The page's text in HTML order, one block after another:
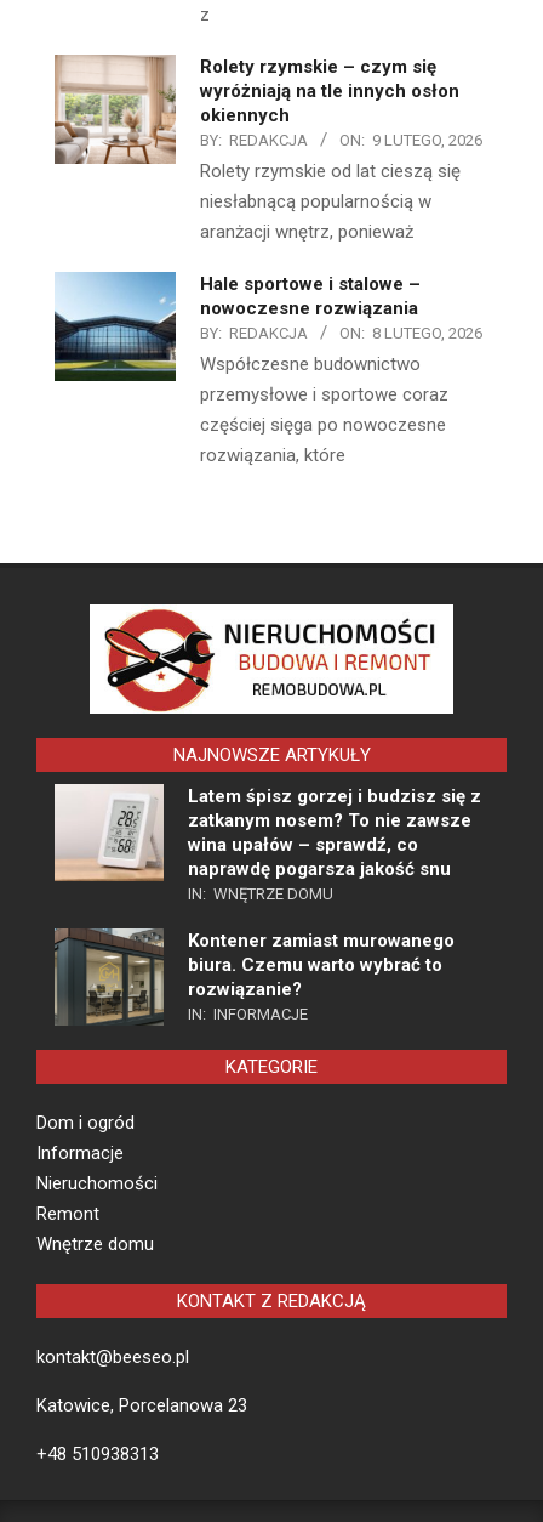
z
Rolety rzymskie – czym się
wyróżniają na tle innych osłon
okiennych
BY: REDAKCJA ON: 9 LUTEGO, 2026
Rolety rzymskie od lat cieszą się
niesłabnącą popularnością w
aranżacji wnętrz, ponieważ
Hale sportowe i stalowe –
nowoczesne rozwiązania
BY: REDAKCJA ON: 8 LUTEGO, 2026
Współczesne budownictwo
przemysłowe i sportowe coraz
częściej sięga po nowoczesne
rozwiązania, które
NAJNOWSZE ARTYKUŁY
Latem śpisz gorzej i budzisz się z
zatkanym nosem? To nie zawsze
wina upałów – sprawdź, co
naprawdę pogarsza jakość snu
IN: WNĘTRZE DOMU
Kontener zamiast murowanego
biura. Czemu warto wybrać to
rozwiązanie?
IN: INFORMACJE
KATEGORIE
Dom i ogród
Informacje
Nieruchomości
Remont
Wnętrze domu
KONTAKT Z REDAKCJĄ
kontakt@beeseo.pl
Katowice, Porcelanowa 23
+48 510938313